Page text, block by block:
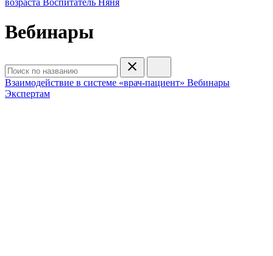
возраста Воспитатель Няня
Вебинары
Взаимодействие в системе «врач-пациент» Вебинары
Экспертам